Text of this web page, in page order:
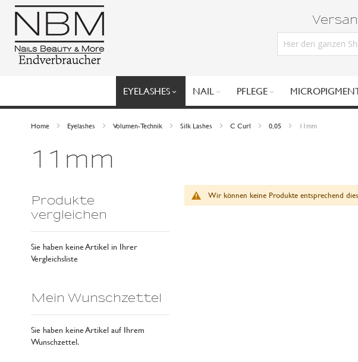
Direkt
zum
Inhalt
EYELASHES NAIL PFLEGE
Home Eyelashes Volumen-Technik Silk Lashes C Curl 0,05 11mm
11mm
Wir können keine Produkte entsprechend
Produkte
vergleichen
Sie haben keine Artikel in Ihrer
Vergleichsliste
Mein Wunschzettel
Sie haben keine Artikel auf Ihrem
Wunschzettel.